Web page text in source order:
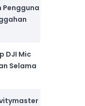
Pengguna
DJI Mic
Selama